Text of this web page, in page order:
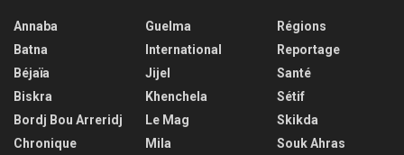
Annaba
Batna
Béjaïa
Biskra
Bordj Bou Arreridj
Chronique
Guelma
International
Jijel
Khenchela
Le Mag
Mila
Régions
Reportage
Santé
Sétif
Skikda
Souk Ahras